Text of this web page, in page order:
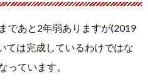
であと2年弱ありますが(2019
ては完成しているわけではな
っています。